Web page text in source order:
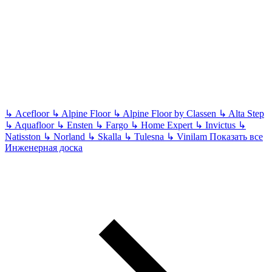
↳ Acefloor ↳ Alpine Floor ↳ Alpine Floor by Classen ↳ Alta Step
↳ Aquafloor ↳ Ensten ↳ Fargo ↳ Home Expert ↳ Invictus ↳
Natisston ↳ Norland ↳ Skalla ↳ Tulesna ↳ Vinilam Показать все
Инженерная доска